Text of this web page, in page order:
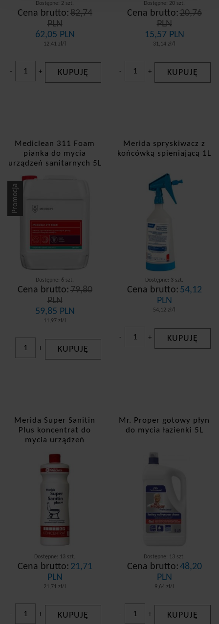
Dostępne: 2 szt.
Cena brutto: 82,74
PLN
62,05 PLN
12,41 zł/l
- + KUPUJĘ
Dostępne: 20 szt.
Cena brutto: 20,76
PLN
15,57 PLN
31,14 zł/l
- + KUPUJĘ
Mediclean 311 Foam
pianka do mycia
urządzeń sanitarnych 5L
Dostępne: 6 szt.
Cena brutto: 79,80
PLN
59,85 PLN
11,97 zł/l
Promocja
- + KUPUJĘ
Merida spryskiwacz z
końcówką spieniającą 1L
Dostępne: 3 szt.
Cena brutto: 54,12
PLN
54,12 zł/l
- + KUPUJĘ
Merida Super Sanitin
Plus koncentrat do
mycia urządzeń
Dostępne: 13 szt.
Cena brutto: 21,71
PLN
21,71 zł/l
- + KUPUJĘ
Mr. Proper gotowy płyn
do mycia łazienki 5L
Dostępne: 13 szt.
Cena brutto: 48,20
PLN
9,64 zł/l
- + KUPUJĘ